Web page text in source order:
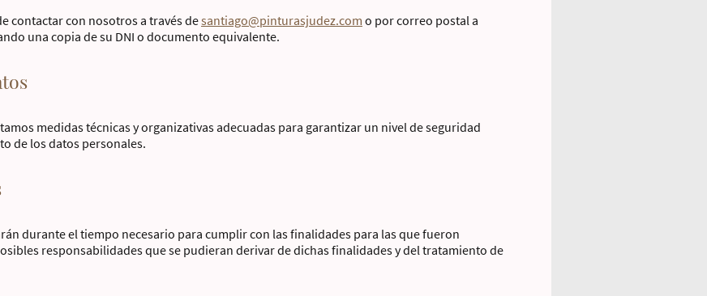
contactar con nosotros a través desantiago@pinturasjudez.com o por correo postal a
una copia de su DNI o documento equivalente.
medidas técnicas y organizativas adecuadas para garantizar un nivel de seguridad
de los datos personales.
durante el tiempo necesario para cumplir con las finalidades para las que fueron
responsabilidades que se pudieran derivar de dichas finalidades y del tratamiento de